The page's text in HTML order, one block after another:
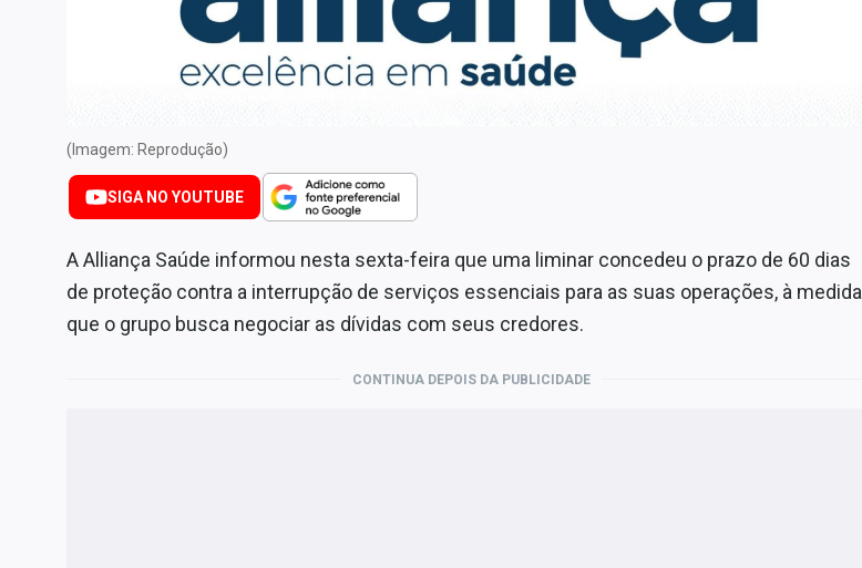
Expediente
(Imagem: Reprodução)
SIGA NO YOUTUBE
A Alliança Saúde informou nesta sexta-feira que uma liminar concedeu o prazo de 60 dias
de proteção contra a interrupção de serviços essenciais para as suas operações, à medida
que o grupo busca negociar as dívidas com seus credores.
CONTINUA DEPOIS DA PUBLICIDADE